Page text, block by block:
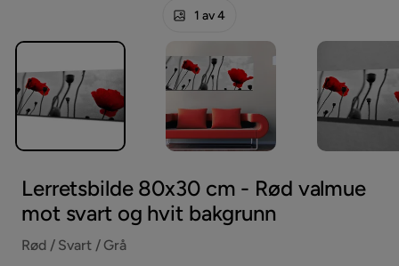
1 av 4
Lerretsbilde 80x30 cm - Rød valmue
mot svart og hvit bakgrunn
Rød / Svart / Grå